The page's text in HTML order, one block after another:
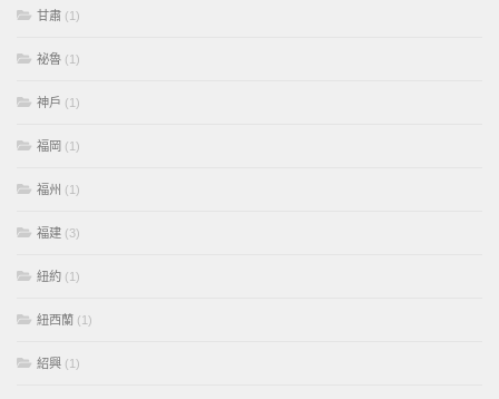
甘肅 (1)
祕魯 (1)
神戶 (1)
福岡 (1)
福州 (1)
福建 (3)
紐約 (1)
紐西蘭 (1)
紹興 (1)